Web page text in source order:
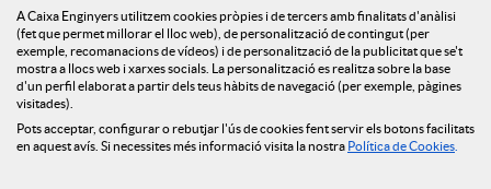
Política de cookies
Avís legal
Seguretat Online
Canal denúncies
A Caixa Enginyers utilitzem cookies pròpies i de tercers amb finalitats d'anàlisi
(fet que permet millorar el lloc web), de personalització de contingut (per
exemple, recomanacions de vídeos) i de personalització de la publicitat que se't
mostra a llocs web i xarxes socials. La personalització es realitza sobre la base
d'un perfil elaborat a partir dels teus hàbits de navegació (per exemple, pàgines
visitades).
Pots acceptar, configurar o rebutjar l'ús de cookies fent servir els botons facilitats
en aquest avís. Si necessites més informació visita la nostra Política de Cookies